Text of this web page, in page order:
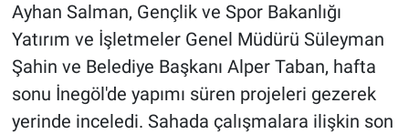
Ayhan Salman, Gençlik ve Spor Bakanlığı
Yatırım ve İşletmeler Genel Müdürü Süleyman
Şahin ve Belediye Başkanı Alper Taban, hafta
sonu İnegöl'de yapımı süren projeleri gezerek
yerinde inceledi. Sahada çalışmalara ilişkin son